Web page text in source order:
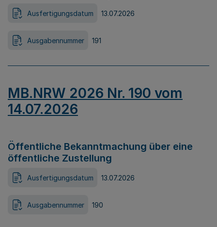
Ausfertigungsdatum 13.07.2026
Ausgabennummer 191
MB.NRW 2026 Nr. 190 vom
14.07.2026
Öffentliche Bekanntmachung über eine
öffentliche Zustellung
Ausfertigungsdatum 13.07.2026
Ausgabennummer 190